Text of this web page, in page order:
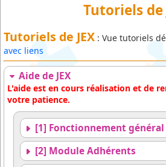
Tutoriels de
Tutoriels de JEX : Vue tutoriels
avec liens
Aide de JEX
L'aide est en cours réalisation et de
votre patience.
[1] Fonctionnement général
[2] Module Adhérents